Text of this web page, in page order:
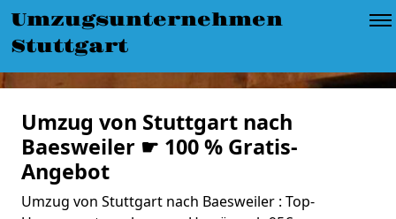
Umzugsunternehmen
Stuttgart
Umzug von Stuttgart nach
Baesweiler ☛ 100 % Gratis-
Angebot
Umzug von Stuttgart nach Baesweiler : Top-